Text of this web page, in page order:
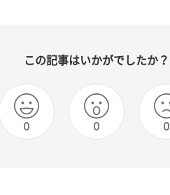
この記事はいかがでしたか？
0 0 0